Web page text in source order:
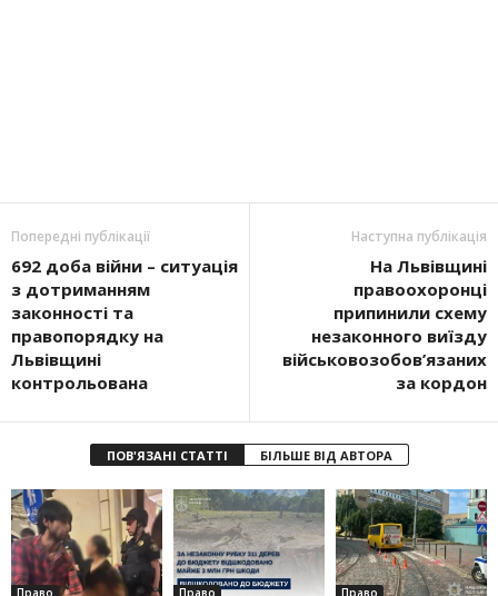
Попередні публікації
692 доба війни – ситуація
з дотриманням
законності та
правопорядку на
Львівщині
контрольована
Наступна публікація
На Львівщині
правоохоронці
припинили схему
незаконного виїзду
військовозобов’язаних
за кордон
ПОВ'ЯЗАНІ СТАТТІ БІЛЬШЕ ВІД АВТОРА